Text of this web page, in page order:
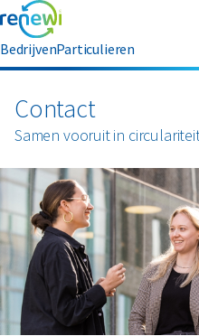
BedrijvenParticulieren
Strategie
Onze divisies
Geschiedenis
Innovatie
Duurzaamheid
Duurzaamheid
Erkenning
Leadership
Nieuws & media
Circular Reality Scan
Contact
Samen vooruit in